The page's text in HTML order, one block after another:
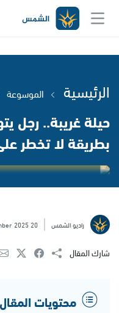
الرئيسية الموسوعة
حيلة غريبة.. رجل
بطريقة لا تخطر
راديو الشمس 20 November 2025
شارك المقال
محتويات المقال